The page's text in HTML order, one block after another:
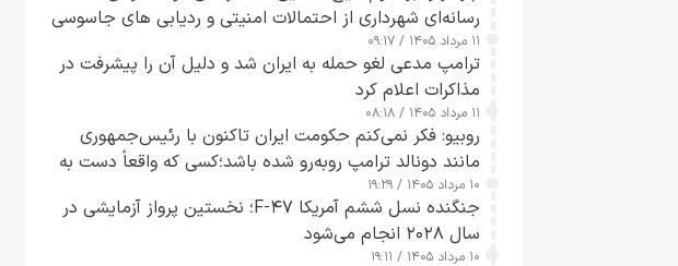
رسانه‌ای شهرداری از احتمالات امنیتی و ردیابی های جاسوسی
گفت
۱۱ مرداد ۱۴۰۵ / ۰۹:۱۷
ترامپ مدعی لغو حمله به ایران شد و دلیل آن را پیشرفت در
مذاکرات اعلام کرد
۱۱ مرداد ۱۴۰۵ / ۰۸:۱۸
روبیو: فکر نمی‌کنم حکومت ایران تاکنون با رئیس‌جمهوری
مانند دونالد ترامپ روبه‌رو شده باشد؛کسی که واقعاً دست به
اقدام می‌زند
۱۰ مرداد ۱۴۰۵ / ۱۹:۲۹
جنگنده نسل ششم آمریکا F-۴۷؛ نخستین پرواز آزمایشی در
سال ۲۰۲۸ انجام می‌شود
۱۰ مرداد ۱۴۰۵ / ۱۹:۱۱